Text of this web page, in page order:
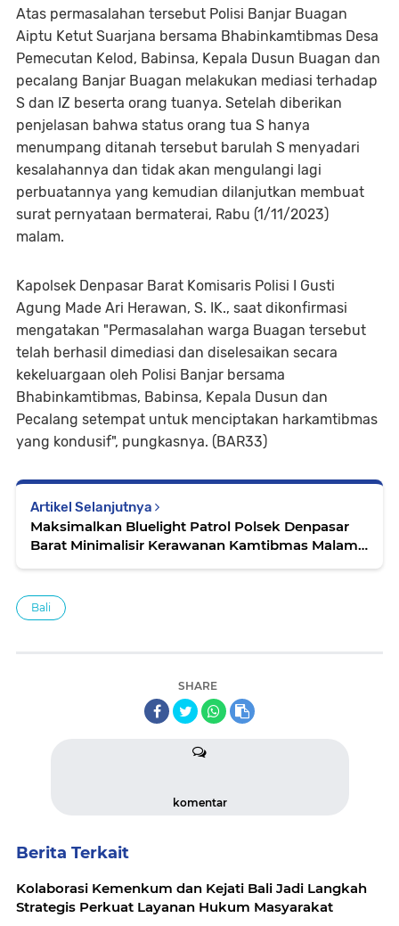
Atas permasalahan tersebut Polisi Banjar Buagan
Aiptu Ketut Suarjana bersama Bhabinkamtibmas Desa
Pemecutan Kelod, Babinsa, Kepala Dusun Buagan dan
pecalang Banjar Buagan melakukan mediasi terhadap
S dan IZ beserta orang tuanya. Setelah diberikan
penjelasan bahwa status orang tua S hanya
menumpang ditanah tersebut barulah S menyadari
kesalahannya dan tidak akan mengulangi lagi
perbuatannya yang kemudian dilanjutkan membuat
surat pernyataan bermaterai, Rabu (1/11/2023)
malam.
Kapolsek Denpasar Barat Komisaris Polisi I Gusti
Agung Made Ari Herawan, S. IK., saat dikonfirmasi
mengatakan "Permasalahan warga Buagan tersebut
telah berhasil dimediasi dan diselesaikan secara
kekeluargaan oleh Polisi Banjar bersama
Bhabinkamtibmas, Babinsa, Kepala Dusun dan
Pecalang setempat untuk menciptakan harkamtibmas
yang kondusif", pungkasnya. (BAR33)
Artikel Selanjutnya
Maksimalkan Bluelight Patrol Polsek Denpasar
Barat Minimalisir Kerawanan Kamtibmas Malam
Bali
SHARE
komentar
Berita Terkait
Kolaborasi Kemenkum dan Kejati Bali Jadi Langkah
Strategis Perkuat Layanan Hukum Masyarakat